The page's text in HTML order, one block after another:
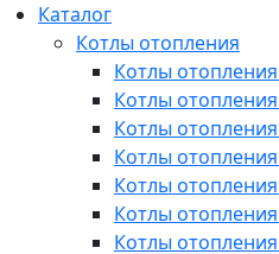
Каталог
Котлы отопления
Котлы
Котлы
Котлы
Котлы
Котлы
Котлы отопления
Котлы